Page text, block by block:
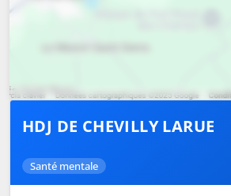
HDJ DE CHEVILLY LARUE
Santé mentale